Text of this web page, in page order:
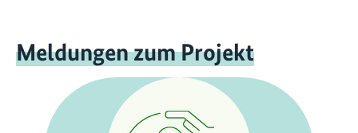
Meldungen zum Projekt